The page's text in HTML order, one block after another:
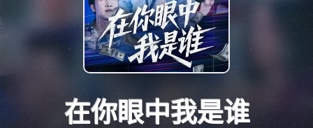
gt 0"}
在你眼中我是谁